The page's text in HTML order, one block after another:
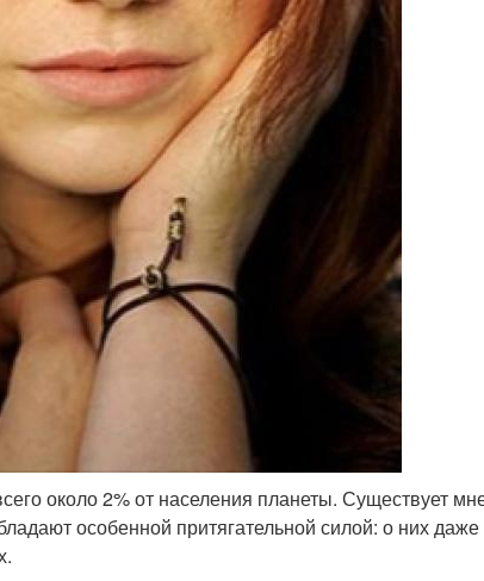
около 2% от населения планеты. Существует
особенной притягательной силой: о них